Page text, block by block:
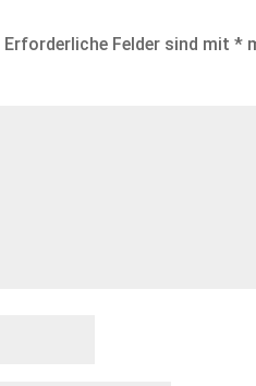
Erforderliche Felder sind mit*